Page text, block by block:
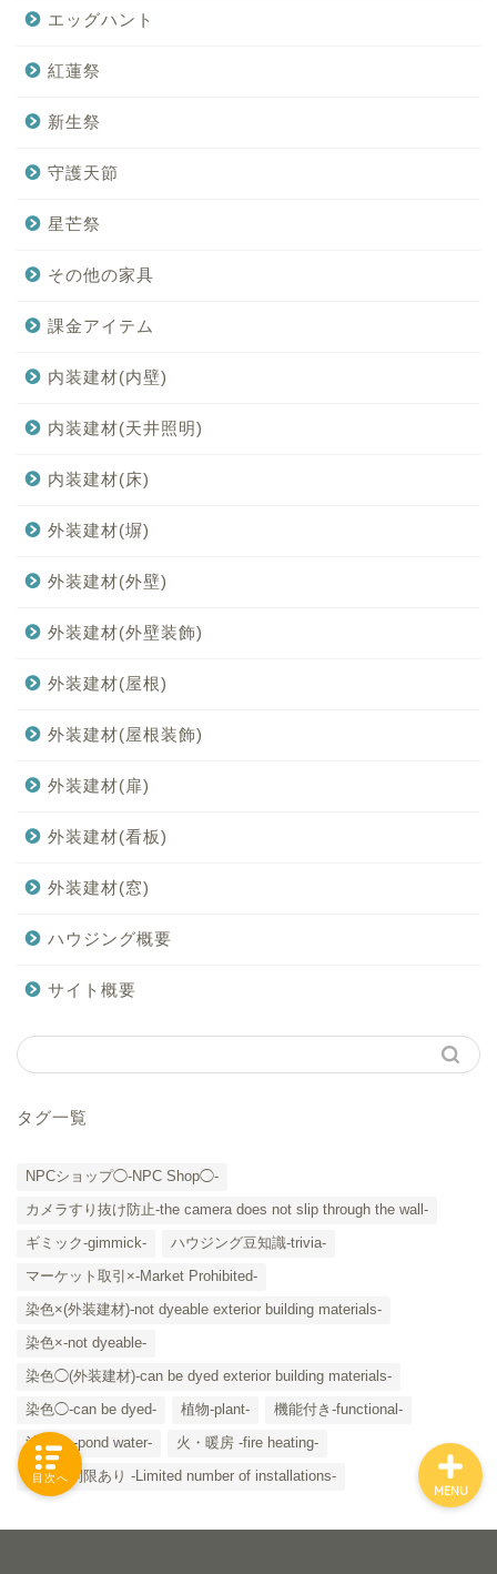
エッグハント
紅蓮祭
新生祭
守護天節
星芒祭
その他の家具
課金アイテム
内装建材(内壁)
内装建材(天井照明)
内装建材(床)
外装建材(塀)
外装建材(外壁)
外装建材(外壁装飾)
外装建材(屋根)
外装建材(屋根装飾)
外装建材(扉)
外装建材(看板)
外装建材(窓)
ハウジング概要
サイト概要
タグ一覧
NPCショップ◯-NPC Shop◯-
カメラすり抜け防止-the camera does not slip through the wall-
ギミック-gimmick-
ハウジング豆知識-trivia-
マーケット取引×-Market Prohibited-
染色×(外装建材)-not dyeable exterior building materials-
染色×-not dyeable-
染色◯(外装建材)-can be dyed exterior building materials-
染色◯-can be dyed-
植物-plant-
機能付き-functional-
池・水 -pond water-
火・暖房 -fire heating-
設置数制限あり -Limited number of installations-
MENU
「カテゴリー」の一覧 -
目次へ